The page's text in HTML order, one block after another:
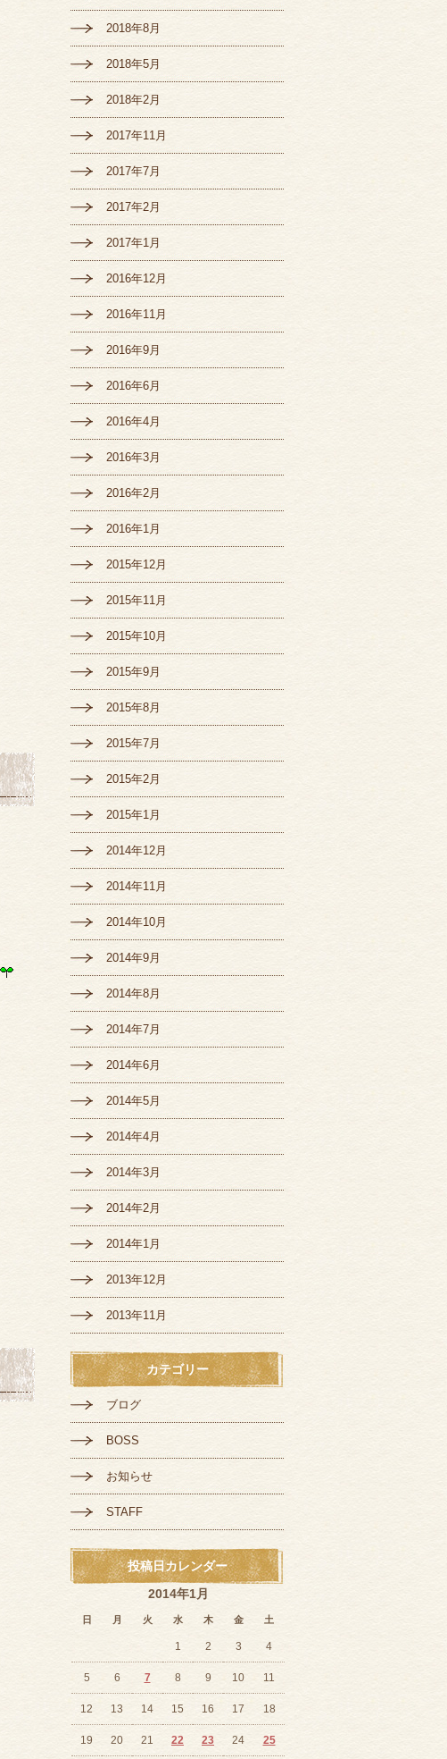
2018年8月
2018年5月
2018年2月
2017年11月
2017年7月
2017年2月
2017年1月
2016年12月
2016年11月
2016年9月
2016年6月
2016年4月
2016年3月
2016年2月
2016年1月
2015年12月
2015年11月
2015年10月
2015年9月
2015年8月
2015年7月
2015年2月
2015年1月
2014年12月
2014年11月
2014年10月
2014年9月
2014年8月
2014年7月
2014年6月
2014年5月
2014年4月
2014年3月
2014年2月
2014年1月
2013年12月
2013年11月
カテゴリー
ブログ
BOSS
お知らせ
STAFF
投稿日カレンダー
2014年1月
日 月 火 水 木 金 土
1 2 3 4
5 6 7 8 9 10 11
12 13 14 15 16 17 18
19 20 21 22 23 24 25